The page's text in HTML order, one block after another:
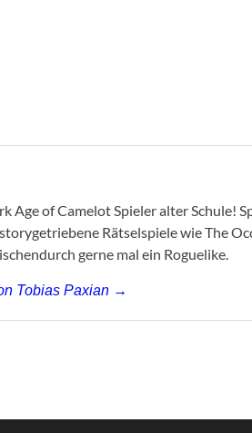
Age of Camelot Spieler alter Schule!
Rätselspiele wie The
gerne mal ein Roguelike.
Tobias Paxian →